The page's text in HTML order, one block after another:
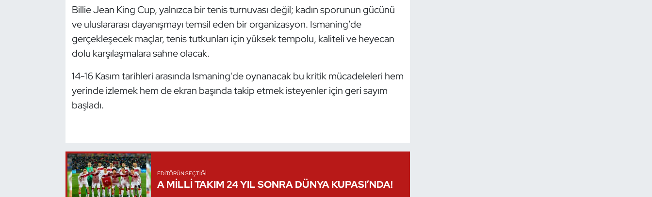
Billie Jean King Cup, yalnızca bir tenis turnuvası değil; kadın sporunun gücünü
ve uluslararası dayanışmayı temsil eden bir organizasyon. Ismaning’de
gerçekleşecek maçlar, tenis tutkunları için yüksek tempolu, kaliteli ve heyecan
dolu karşılaşmalara sahne olacak.
14-16 Kasım tarihleri arasında Ismaning'de oynanacak bu kritik mücadeleleri hem
yerinde izlemek hem de ekran başında takip etmek isteyenler için geri sayım
başladı.
EDITÖRÜN SEÇTIĞI
A MİLLİ TAKIM 24 YIL SONRA DÜNYA KUPASI’NDA!